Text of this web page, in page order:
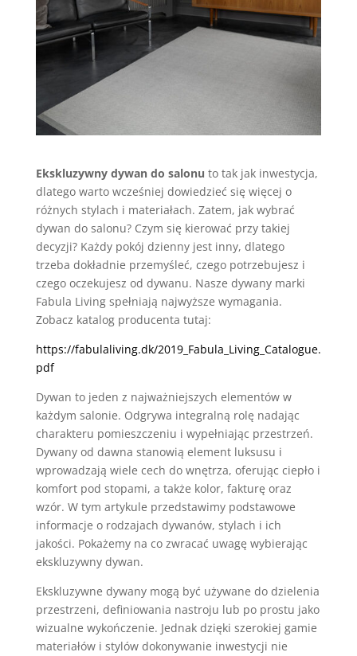
Ekskluzywny dywan do salonu to tak jak inwestycja,
dlatego warto wcześniej dowiedzieć się więcej o
różnych stylach i materiałach. Zatem, jak wybrać
dywan do salonu? Czym się kierować przy takiej
decyzji? Każdy pokój dzienny jest inny, dlatego
trzeba dokładnie przemyśleć, czego potrzebujesz i
czego oczekujesz od dywanu. Nasze dywany marki
Fabula Living spełniają najwyższe wymagania.
Zobacz katalog producenta tutaj:
https://fabulaliving.dk/2019_Fabula_Living_Catalogue.
pdf
Dywan to jeden z najważniejszych elementów w
każdym salonie. Odgrywa integralną rolę nadając
charakteru pomieszczeniu i wypełniając przestrzeń.
Dywany od dawna stanowią element luksusu i
wprowadzają wiele cech do wnętrza, oferując ciepło i
komfort pod stopami, a także kolor, fakturę oraz
wzór. W tym artykule przedstawimy podstawowe
informacje o rodzajach dywanów, stylach i ich
jakości. Pokażemy na co zwracać uwagę wybierając
ekskluzywny dywan.
Ekskluzywne dywany mogą być używane do dzielenia
przestrzeni, definiowania nastroju lub po prostu jako
wizualne wykończenie. Jednak dzięki szerokiej gamie
materiałów i stylów dokonywanie inwestycji nie